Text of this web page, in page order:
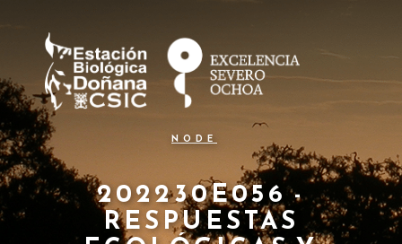
contenido
v
e
g
a
c
i
NODE
202230E056 -
RESPUESTAS